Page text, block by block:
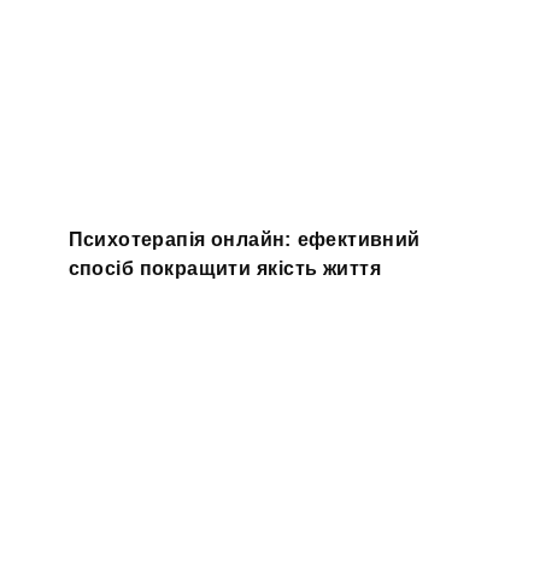
Психотерапія онлайн: ефективний
спосіб покращити якість життя